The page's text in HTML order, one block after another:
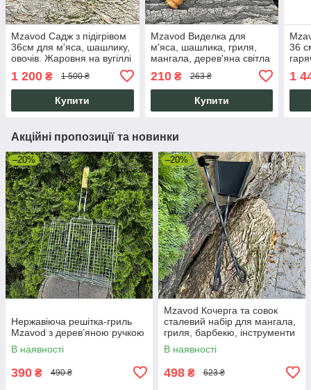
Mzavod Садж з підігрівом
36см для м'яса, шашлику,
овочів. Жаровня на вугіллі
1 200 ₴ 1 500 ₴
Купити
Mzavod Виделка для
м'яса, шашлика, гриля,
мангала, дерев'яна світла
ручка, нержавіюча сталь
AISI 430, 280х2мм
210₴ 263 ₴
Купити
36
1
Акційні пропозиції та новинки
–20%
Нержавіюча решітка-гриль
Mzavod з дерев’яною ручкою
В наявності
390 ₴ 490 ₴
–20%
Mzavod Кочерга та совок
сталевий набір для мангала,
гриля, барбекю, інструменти
для вугілля та золи
В наявності
498 ₴ 623 ₴